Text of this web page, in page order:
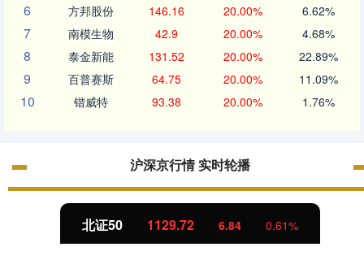
6 方邦股份 146.16 20.00% 6.62%
7 南模生物 42.9 20.00% 4.68%
8 泰金新能 131.52 20.00% 22.89%
9 百普赛斯 64.75 20.00% 11.09%
10 锴威特 93.38 20.00% 1.76%
沪深京行情 实时轮播
北证50 1129.72 6.84 0.61%